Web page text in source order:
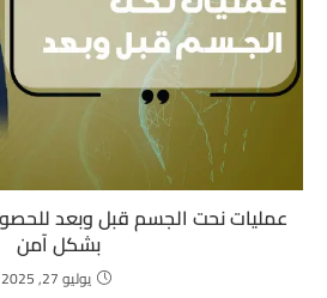
عمليات نحت الجسم قبل وبعد
بشكل آمن
يوليو 27, 2025